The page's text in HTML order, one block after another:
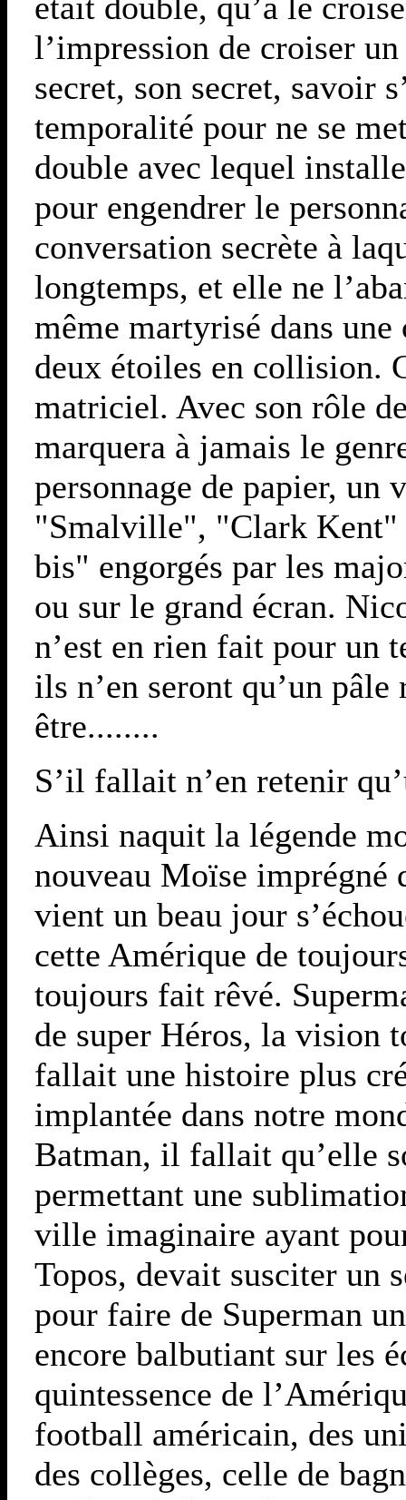
l’impression de croiser
secret, son secret, savoir
temporalité pour ne se
double avec lequel
pour engendrer le
conversation secrète à
longtemps, et elle ne
même martyrisé dans
deux étoiles en collision.
matriciel. Avec son rôle
marquera à jamais le
personnage de papier, un
"Smalville", "Clark Kent"
bis" engorgés par les
ou sur le grand écran.
n’est en rien fait pour un
ils n’en seront qu’un
être........
S’il fallait n’en retenir
Ainsi naquit la légende
nouveau Moïse imprégné
vient un beau jour
cette Amérique de
toujours fait rêvé.
de super Héros, la vision
fallait une histoire plus
implantée dans notre
Batman, il fallait qu’elle
permettant une
ville imaginaire ayant
Topos, devait susciter un
pour faire de Superman
encore balbutiant sur les
quintessence de
football américain, des
des collèges, celle de